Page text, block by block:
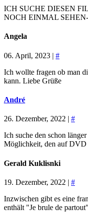
ICH SUCHE DIESEN
NOCH EINMAL
Angela
06. April, 2023 | #
Ich wollte fragen ob man
kann. Liebe Grüße
André
26. Dezember, 2022 | #
Ich suche den schon
Möglichkeit, den auf DVD
Gerald Kuklisnki
19. Dezember, 2022 | #
Inzwischen gibt es eine
enthält "Je brule de